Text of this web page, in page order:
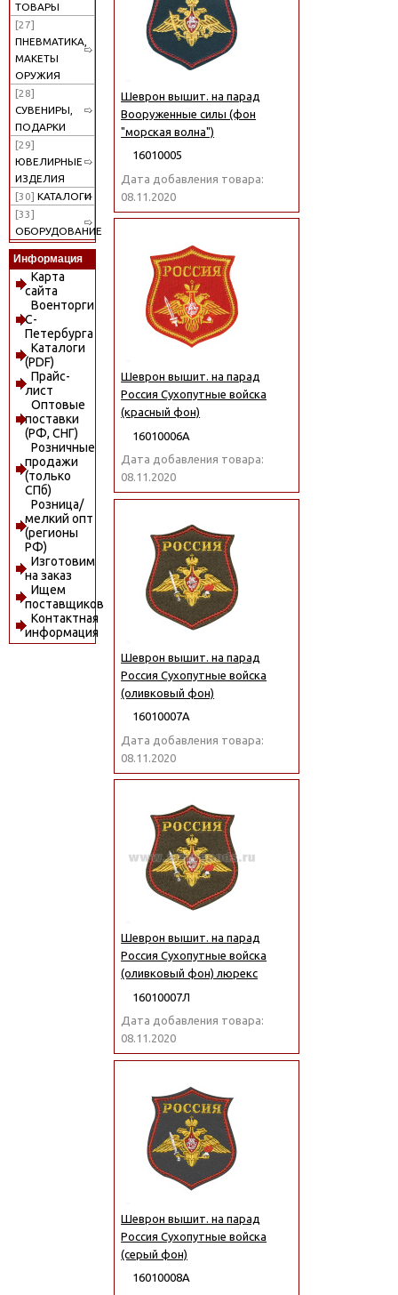
ТОВАРЫ
[27]
ПНЕВМАТИКА,
МАКЕТЫ
ОРУЖИЯ
[28]
СУВЕНИРЫ,
ПОДАРКИ
[29]
ЮВЕЛИРНЫЕ
ИЗДЕЛИЯ
[30] КАТАЛОГИ
[33]
ОБОРУДОВАНИЕ
Информация
Карта
сайта
Военторги
С-
Петербурга
Каталоги
(PDF)
Прайс-
лист
Оптовые
поставки
(РФ, СНГ)
Розничные
продажи
(только
СПб)
Розница/
мелкий опт
(регионы
РФ)
Изготовим
на заказ
Ищем
поставщиков
Контактная
информация
Шеврон вышит. на парад
Вооруженные силы (фон
"морская волна")
16010005
Дата добавления товара:
08.11.2020
Шеврон вышит. на парад
Россия Сухопутные войска
(красный фон)
16010006А
Дата добавления товара:
08.11.2020
Шеврон вышит. на парад
Россия Сухопутные войска
(оливковый фон)
16010007А
Дата добавления товара:
08.11.2020
Шеврон вышит. на парад
Россия Сухопутные войска
(оливковый фон) люрекс
16010007Л
Дата добавления товара:
08.11.2020
Шеврон вышит. на парад
Россия Сухопутные войска
(серый фон)
16010008А